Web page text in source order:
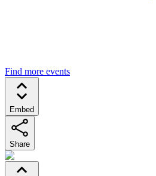
Find more events
Embed
Share